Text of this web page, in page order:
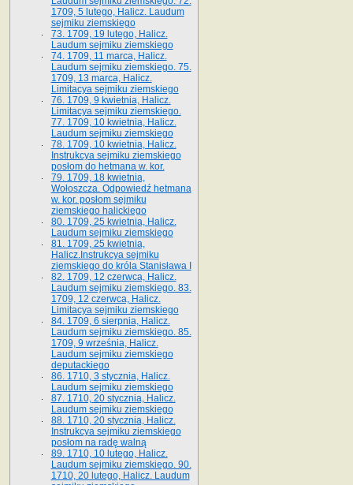
1709, 5 lutego, Halicz. Laudum
sejmiku ziemskiego
73. 1709, 19 lutego, Halicz.
Laudum sejmiku ziemskiego
74. 1709, 11 marca, Halicz.
Laudum sejmiku ziemskiego. 75.
1709, 13 marca, Halicz.
Limitacya sejmiku ziemskiego
76. 1709, 9 kwietnia, Halicz.
Limitacya sejmiku ziemskiego.
77. 1709, 10 kwietnia, Halicz.
Laudum sejmiku ziemskiego
78. 1709, 10 kwietnia, Halicz.
Instrukcya sejmiku ziemskiego
posłom do hetmana w. kor.
79. 1709, 18 kwietnia,
Wołoszcza. Odpowiedź hetmana
w. kor. posłom sejmiku
ziemskiego halickiego
80. 1709, 25 kwietnia, Halicz.
Laudum sejmiku ziemskiego
81. 1709, 25 kwietnia,
Halicz.Instrukcya sejmiku
ziemskiego do króla Stanisława I
82. 1709, 12 czerwca, Halicz.
Laudum sejmiku ziemskiego. 83.
1709, 12 czerwca, Halicz.
Limitacya sejmiku ziemskiego
84. 1709, 6 sierpnia, Halicz.
Laudum sejmiku ziemskiego. 85.
1709, 9 września, Halicz.
Laudum sejmiku ziemskiego
deputackiego
86. 1710, 3 stycznia, Halicz.
Laudum sejmiku ziemskiego
87. 1710, 20 stycznia, Halicz.
Laudum sejmiku ziemskiego
88. 1710, 20 stycznia, Halicz.
Instrukcya sejmiku ziemskiego
posłom na radę walną
89. 1710, 10 lutego, Halicz.
Laudum sejmiku ziemskiego. 90.
1710, 20 lutego, Halicz. Laudum